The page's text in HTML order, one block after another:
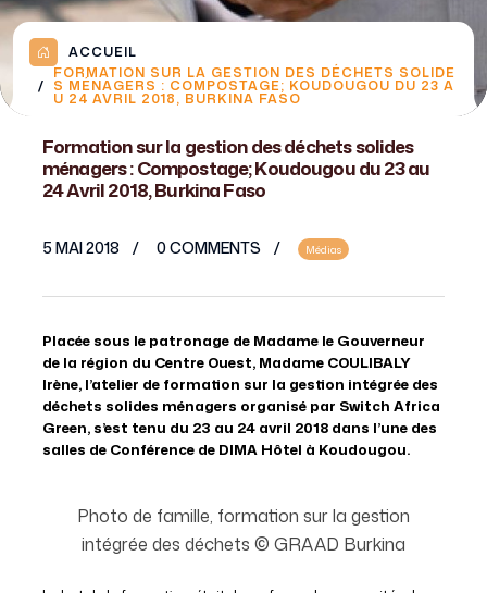
ACCUEIL
FORMATION SUR LA GESTION DES DÉCHETS SOLIDE
S MÉNAGERS : COMPOSTAGE; KOUDOUGOU DU 23 A
U 24 AVRIL 2018, BURKINA FASO
Formation sur la gestion des déchets solides
ménagers : Compostage; Koudougou du 23 au
24 Avril 2018, Burkina Faso
5 MAI 2018 0 COMMENTS Médias
Placée sous le patronage de Madame le Gouverneur
de la région du Centre Ouest, Madame COULIBALY
Irène, l’atelier de formation sur la gestion intégrée des
déchets solides ménagers organisé par Switch Africa
Green, s’est tenu du 23 au 24 avril 2018 dans l’une des
salles de Conférence de DIMA Hôtel à Koudougou.
Photo de famille, formation sur la gestion
intégrée des déchets © GRAAD Burkina